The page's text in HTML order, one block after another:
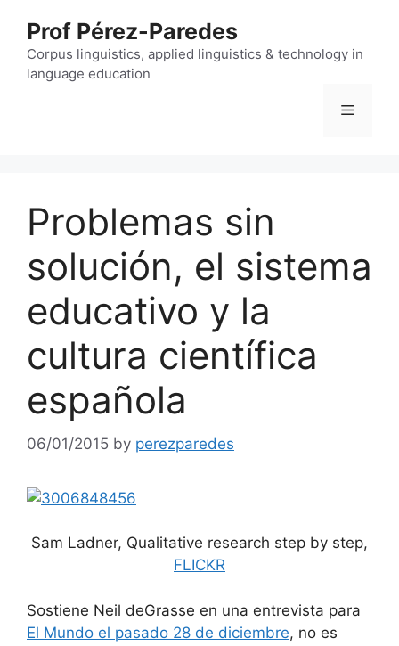
content
Prof Pérez-Paredes
Corpus linguistics, applied linguistics & technology in
language education
Menu
Problemas sin
solución, el sistema
educativo y la
cultura científica
española
06/01/2015 by perezparedes
Sam Ladner, Qualitative research step by step,
FLICKR
Sostiene Neil deGrasse en una entrevista para
El Mundo el pasado 28 de diciembre, no es